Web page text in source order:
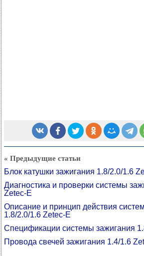
« Предыдущие статьи
Блок катушки зажигания 1.8/2.0/1.6
Диагностика и проверки системы
Zetec-E
Описание и принцип действия
1.8/2.0/1.6 Zetec-E
Спецификации системы зажигания
Провода свечей зажигания 1.4/1.6